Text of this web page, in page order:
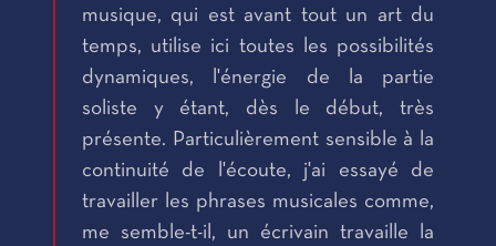
musique, qui est avant tout un art du
temps, utilise ici toutes les possibilités
dynamiques, l'énergie de la partie
soliste y étant, dès le début, très
présente. Particulièrement sensible à la
continuité de l'écoute, j'ai essayé de
travailler les phrases musicales comme,
me semble-t-il, un écrivain travaille la